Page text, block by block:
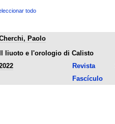
todo
Paolo
Il liuoto e l'orologio di Calisto
Revista
Fascículo